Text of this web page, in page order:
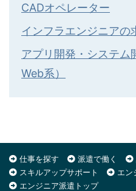
CADオペレーター
インフラエンジニアの
アプリ開発・システム
Web系）
仕事を探す 派遣で働く
スキルアップサポート
エン
エンジニア派遣トップ